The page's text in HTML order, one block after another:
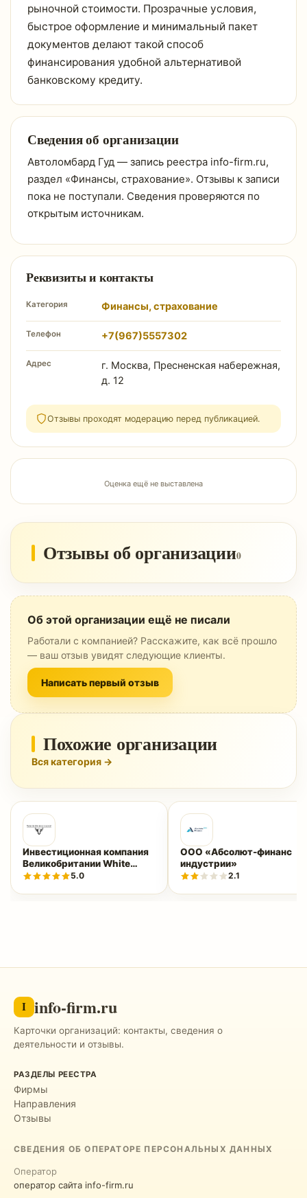
рыночной стоимости. Прозрачные условия,
быстрое оформление и минимальный пакет
документов делают такой способ
финансирования удобной альтернативой
банковскому кредиту.
Сведения об организации
Автоломбард Гуд — запись реестра info-firm.ru,
раздел «Финансы, страхование». Отзывы к записи
пока не поступали. Сведения проверяются по
открытым источникам.
Реквизиты и контакты
Категория Финансы, страхование
Телефон +7(967)5557302
Адрес
г. Москва, Пресненская набережная,
д. 12
Отзывы проходят модерацию перед публикацией.
Оценка ещё не выставлена
Отзывы об организации0
Об этой организации ещё не писали
Работали с компанией? Расскажите, как всё прошло
— ваш отзыв увидят следующие клиенты.
Написать первый отзыв
Похожие организации
Вся категория →
Инвестиционная компания
Великобритании White
Stone Group inc
5.0
ООО «Абсолют-финанс
индустрии»
2.1
I info-firm.ru
Карточки организаций: контакты, сведения о
деятельности и отзывы.
РАЗДЕЛЫ РЕЕСТРА
Фирмы
Направления
Отзывы
СВЕДЕНИЯ ОБ ОПЕРАТОРЕ ПЕРСОНАЛЬНЫХ ДАННЫХ
Оператор
оператор сайта info-firm.ru